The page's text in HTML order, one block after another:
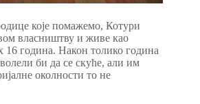
које помажемо, Котури
власништву и живе као
16 година. Након толико година
би да се скуће, али им
околности то не